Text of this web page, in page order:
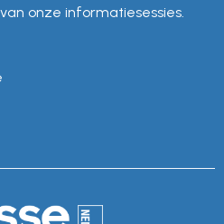
onze informatiesessies.